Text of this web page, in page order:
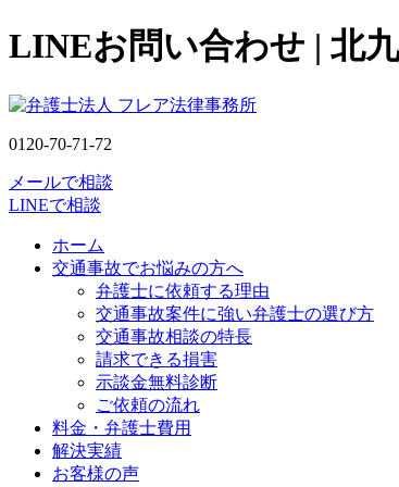
LINEお問い合わせ | 北
0120-70-71-72
メールで相談
LINEで相談
ホーム
交通事故でお悩みの方へ
弁護士に依頼する理由
交通事故案件に強い弁護士の選び方
交通事故相談の特長
請求できる損害
示談金無料診断
ご依頼の流れ
料金・弁護士費用
解決実績
お客様の声